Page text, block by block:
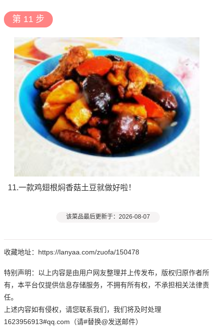
第 11 步
11.一款鸡翅根焖香菇土豆就做好啦！
该菜品最后更新于：2026-08-07
收藏地址：https://lanyaa.com/zuofa/150478
特别声明：以上内容是由用户网友整理并上传发布，版权归原作者所
有，本平台仅提供信息存储服务，不拥有所有权，不承担相关法律责
任。
上述内容如有侵权，请您联系我们，我们将及时处理
1623956913#qq.com（请#替换@发送邮件）